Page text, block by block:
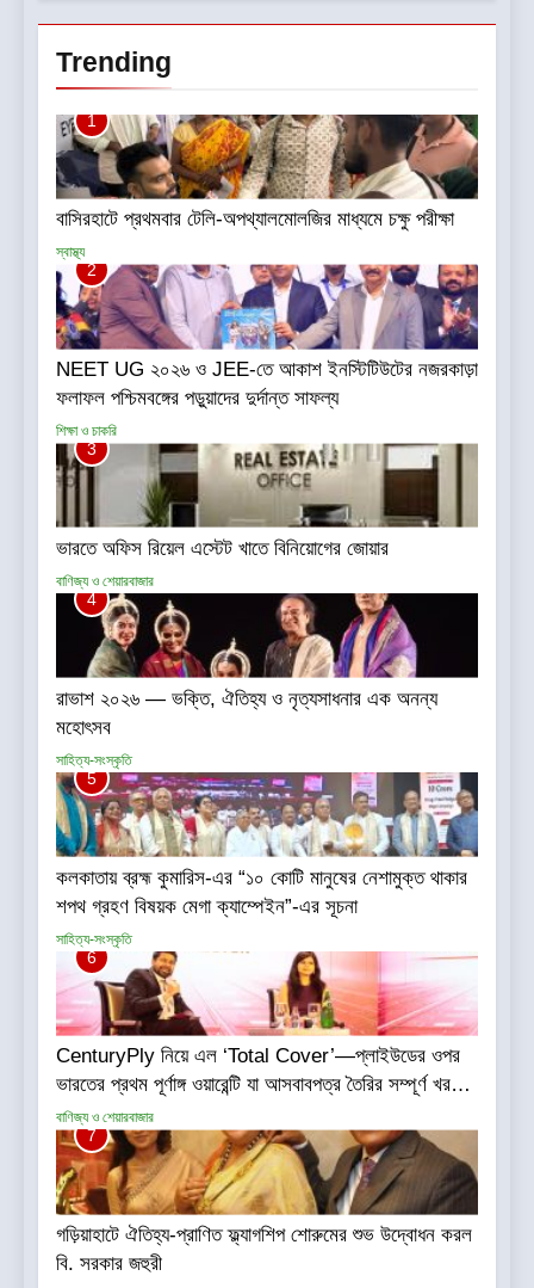
Trending
1
বাসিরহাটে প্রথমবার টেলি-অপথ্যালমোলজির মাধ্যমে চক্ষু পরীক্ষা
স্বাস্থ্য
2
NEET UG ২০২৬ ও JEE-তে আকাশ ইনস্টিটিউটের নজরকাড়া
ফলাফল পশ্চিমবঙ্গের পড়ুয়াদের দুর্দান্ত সাফল্য
শিক্ষা ও চাকরি
3
ভারতে অফিস রিয়েল এস্টেট খাতে বিনিয়োগের জোয়ার
বাণিজ্য ও শেয়ারবাজার
4
রাভাশ ২০২৬ — ভক্তি, ঐতিহ্য ও নৃত্যসাধনার এক অনন্য
মহোৎসব
সাহিত্য-সংস্কৃতি
5
কলকাতায় ব্রহ্ম কুমারিস-এর “১০ কোটি মানুষের নেশামুক্ত থাকার
শপথ গ্রহণ বিষয়ক মেগা ক্যাম্পেইন”-এর সূচনা
সাহিত্য-সংস্কৃতি
6
CenturyPly নিয়ে এল ‘Total Cover’—প্লাইউডের ওপর
ভারতের প্রথম পূর্ণাঙ্গ ওয়ারেন্টি যা আসবাবপত্র তৈরির সম্পূর্ণ খরচ
পুষিয়ে দেয়
বাণিজ্য ও শেয়ারবাজার
7
গড়িয়াহাটে ঐতিহ্য-প্রাণিত ফ্ল্যাগশিপ শোরুমের শুভ উদ্বোধন করল
বি. সরকার জহুরী